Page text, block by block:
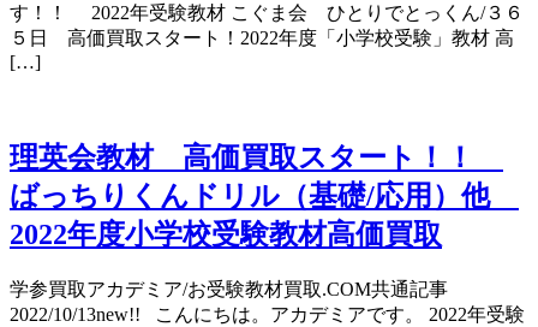
す！！ 2022年受験教材 こぐま会 ひとりでとっくん/３６
５日 高価買取スタート！2022年度「小学校受験」教材 高
[…]
理英会教材 高価買取スタート！！
ばっちりくんドリル（基礎/応用）他
2022年度小学校受験教材高価買取
学参買取アカデミア/お受験教材買取.COM共通記事
2022/10/13new!! こんにちは。アカデミアです。 2022年受験